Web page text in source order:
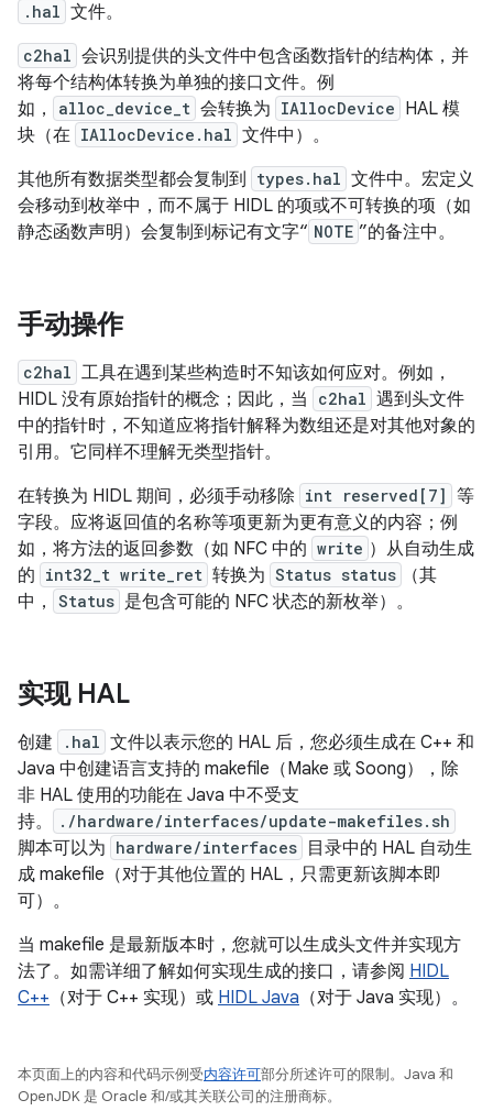
.hal 文件。
c2hal 会识别提供的头文件中包含函数指针的结构体，并
将每个结构体转换为单独的接口文件。例
如，
alloc_device_t 会转换为 IAllocDevice HAL 模
块（在 IAllocDevice.hal 文件中）。
其他所有数据类型都会复制到
types.hal 文件中。宏定义
会移动到枚举中，而不属于 HIDL 的项或不可转换的项（如
静态函数声明）会复制到标记有文字“ NOTE ”的备注中。
手动操作
c2hal 工具在遇到某些构造时不知该如何应对。例如，
HIDL 没有原始指针的概念；因此，当
c2hal 遇到头文件
中的指针时，不知道应将指针解释为数组还是对其他对象的
引用。它同样不理解无类型指针。
在转换为 HIDL 期间，必须手动移除 int reserved[7] 等
字段。应将返回值的名称等项更新为更有意义的内容；例
如，将方法的返回参数（如 NFC 中的 write ）从自动生成
的 int32_t write_ret 转换为 Status status
（其
中，
Status 是包含可能的 NFC 状态的新枚举）。
实现 HAL
创建 .hal 文件以表示您的 HAL 后，您必须生成在 C++ 和
Java 中创建语言支持的 makefile（Make 或 Soong），除
非 HAL 使用的功能在 Java 中不受支
持。
./hardware/interfaces/update-makefiles.sh
脚本可以为 hardware/interfaces
目录中的 HAL 自动生
成 makefile（对于其他位置的 HAL，只需更新该脚本即
可）。
当 makefile 是最新版本时，您就可以生成头文件并实现方
法了。如需详细了解如何实现生成的接口，请参阅 HIDL
C++ （对于 C++ 实现）或 HIDL Java （对于 Java 实现）。
本页面上的内容和代码示例受内容许可部分所述许可的限制。Java 和
OpenJDK 是 Oracle 和/或其关联公司的注册商标。